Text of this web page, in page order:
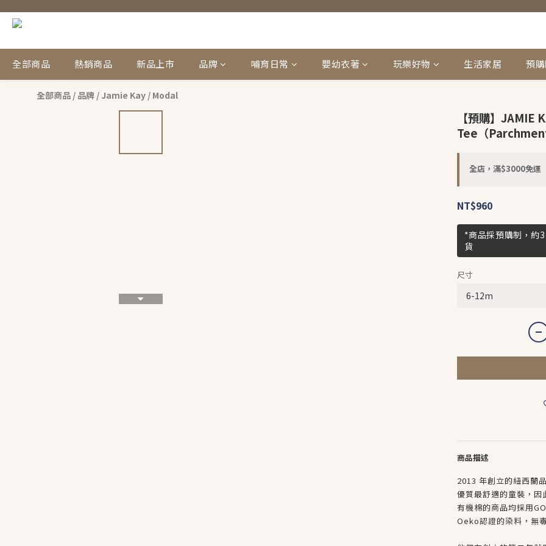
全部商品 熱銷商品 新品上市 品牌 哺育日常 嬰幼衣著 玩樂好物 生活家居 預
全部商品 / 品牌 / Jamie Kay / Modal
【預購】
Tee（
全店，滿$3000免運
NT$960
*商品採預購制，約
貨
尺寸
商品描述
2013 年創立的紐西蘭
優質最舒適的童裝，
有機棉的商品均採用
Oeko認證的染料，無